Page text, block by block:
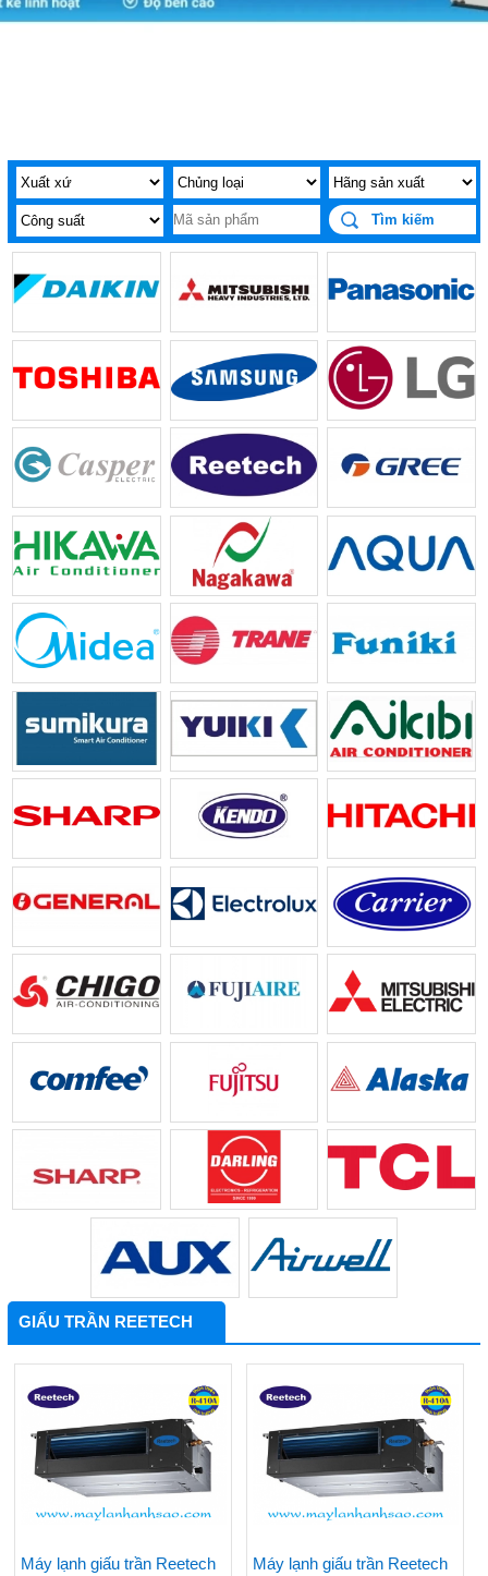
GIẤU TRẦN REETECH
Máy lạnh giấu trần Reetech
Máy lạnh giấu trần Reetech